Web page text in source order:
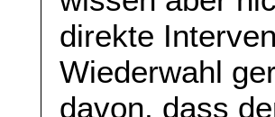
direkte
Wiederwahl
davon, dass